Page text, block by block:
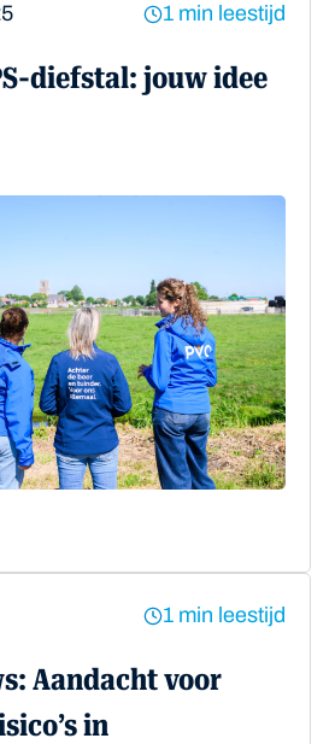
1 min leestijd
diefstal: jouw idee
1 min leestijd
Aandacht voor
in